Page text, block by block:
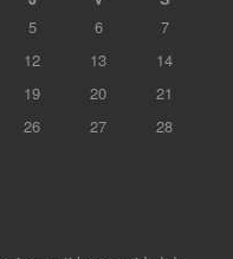
5 6
7
12 13
14
19 20
21
26 27
28